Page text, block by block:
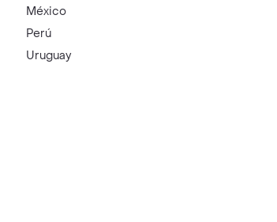
México
Perú
Uruguay